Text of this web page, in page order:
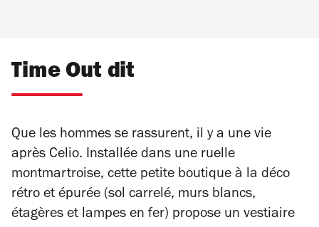
Time Out dit
Que les hommes se rassurent, il y a une vie
après Celio. Installée dans une ruelle
montmartroise, cette petite boutique à la déco
rétro et épurée (sol carrelé, murs blancs,
étagères et lampes en fer) propose un vestiaire